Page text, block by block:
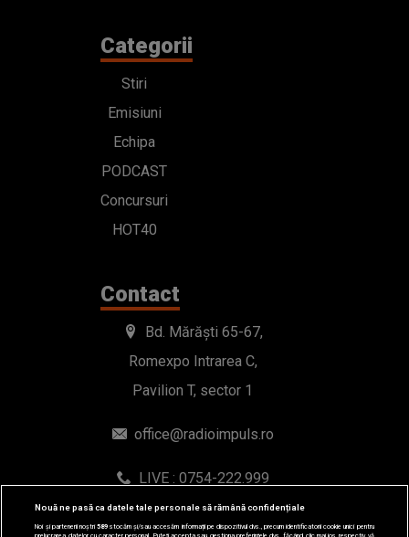
Categorii
Stiri
Emisiuni
Echipa
PODCAST
Concursuri
HOT40
Contact
Bd. Mărăști 65-67,
Romexpo Intrarea C,
Pavilion T, sector 1
office@radioimpuls.ro
LIVE : 0754-222.999
WhatsApp: 0754-222.999
Nouă ne pasă ca datele tale personale să rămână confidențiale
Noi și partenerii noștri589stocăm și/sau accesăm informații pe dispozitivul dvs., precum identificatorii cookie unici pentru
prelucrarea datelor cu caracter personal. Puteți accepta sau gestiona preferințele dvs. făcând clic mai jos, respectiv vă